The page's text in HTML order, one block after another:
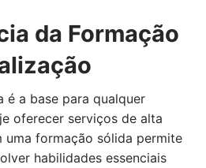
da Formação
é a base para qualquer
oferecer serviços de alta
uma formação sólida permite
habilidades essenciais